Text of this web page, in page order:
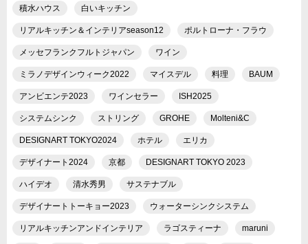
積水ハウス 白いキッチン
リアルキッチン＆インテリアseason12 ポルトローナ・フラウ
メッセフランクフルトジャパン ワイン
ミラノデザインウィーク2022 マイスデル 料理 BAUM
アンビエンテ2023 ワインセラー ISH2025
システムシンク ストリング GROHE Molteni&C
DESIGNART TOKYO2024 ホテル エリカ
デザイナート2024 京都 DESIGNART TOKYO 2023
ハイデオ 清水秀男 サステナブル
デザイナートトーキョー2023 ウォーターシンクシステム
リアルキッチンアンドインテリア ラゴスティーナ maruni